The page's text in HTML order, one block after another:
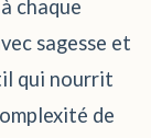
chaque
sagesse et
qui nourrit
de